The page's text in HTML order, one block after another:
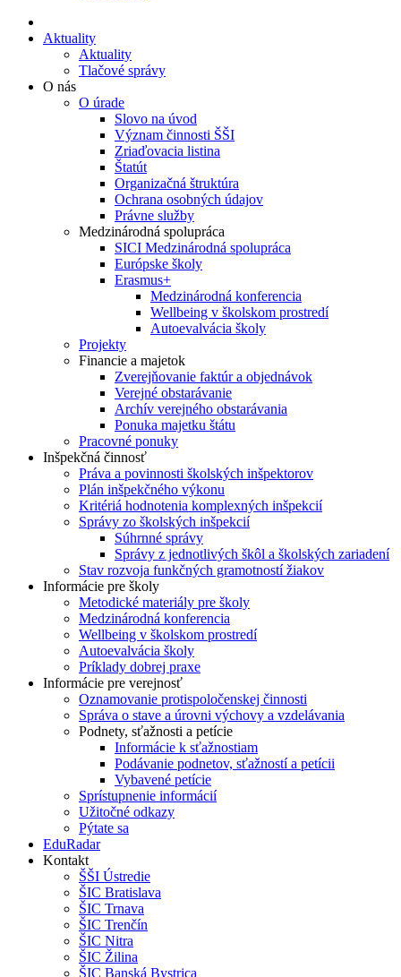
Aktuality
Aktuality
Tlačové správy
O nás
O úrade
Slovo na úvod
Význam činnosti ŠŠI
Zriaďovacia listina
Štatút
Organizačná štruktúra
Ochrana osobných údajov
Právne služby
Medzinárodná spolupráca
SICI Medzinárodná spolupráca
Európske školy
Erasmus+
Medzinárodná konferencia
Wellbeing v školskom prostredí
Autoevalvácia školy
Projekty
Financie a majetok
Zverejňovanie faktúr a objednávok
Verejné obstarávanie
Archív verejného obstarávania
Ponuka majetku štátu
Pracovné ponuky
Inšpekčná činnosť
Práva a povinnosti školských inšpektorov
Plán inšpekčného výkonu
Kritériá hodnotenia komplexných inšpekcií
Správy zo školských inšpekcií
Súhrnné správy
Správy z jednotlivých škôl a školských zariadení
Stav rozvoja funkčných gramotností žiakov
Informácie pre školy
Metodické materiály pre školy
Medzinárodná konferencia
Wellbeing v školskom prostredí
Autoevalvácia školy
Príklady dobrej praxe
Informácie pre verejnosť
Oznamovanie protispoločenskej činnosti
Správa o stave a úrovni výchovy a vzdelávania
Podnety, sťažnosti a petície
Informácie k sťažnostiam
Podávanie podnetov, sťažností a petícii
Vybavené petície
Sprístupnenie informácií
Užitočné odkazy
Pýtate sa
EduRadar
Kontakt
ŠŠI Ústredie
ŠIC Bratislava
ŠIC Trnava
ŠIC Trenčín
ŠIC Nitra
ŠIC Žilina
ŠIC Banská Bystrica